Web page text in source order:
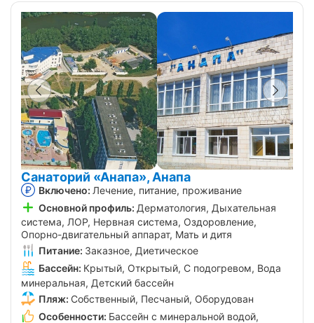
Санаторий «Анапа», Анапа
Включено: Лечение, питание, проживание
Основной профиль: Дерматология, Дыхательная
система, ЛОР, Нервная система, Оздоровление,
Опорно-двигательный аппарат, Мать и дитя
Питание: Заказное, Диетическое
Бассейн: Крытый, Открытый, С подогревом, Вода
минеральная, Детский бассейн
Пляж: Собственный, Песчаный, Оборудован
Особенности: Бассейн с минеральной водой,